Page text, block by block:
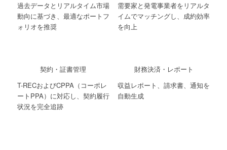
過去データとリアルタイム市場
動向に基づき、最適なポートフ
ォリオを推奨
需要家と発電事業者をリアルタ
イムでマッチングし、成約効率
を向上
契約・証書管理
T-RECおよびCPPA（コーポレ
ートPPA）に対応し、契約履行
状況を完全追跡
財務決済・レポート
収益レポート、請求書、通知を
自動生成